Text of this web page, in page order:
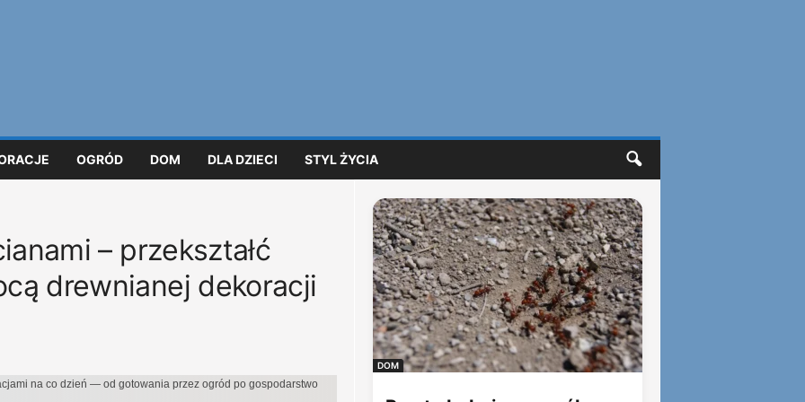
OGRÓD DOM DLA DZIECI STYL ŻYCIA
– przekształć
drewnianej dekoracji
na co dzień — od gotowania przez ogród po gospodarstwo
DOM